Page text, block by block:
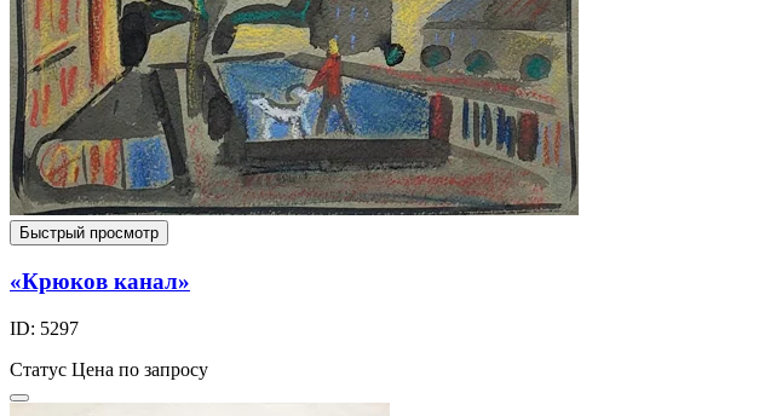
Быстрый просмотр
«Крюков канал»
ID: 5297
Статус Цена по запросу